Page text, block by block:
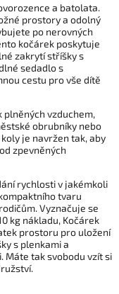
a batolata.
prostory a odolný
po nerovných
kočárek poskytuje
zakrytí stříšky s
sedadlo s
cestu pro vše dítě
vzduchem,
obrubníky nebo
je navržen tak, aby
zpevněných
rychlosti v jakémkoli
tvaru
Vyznačuje se
kg nákladu, Kočárek
prostoru pro uložení
s plenkami a
Máte tak svobodu vzít si